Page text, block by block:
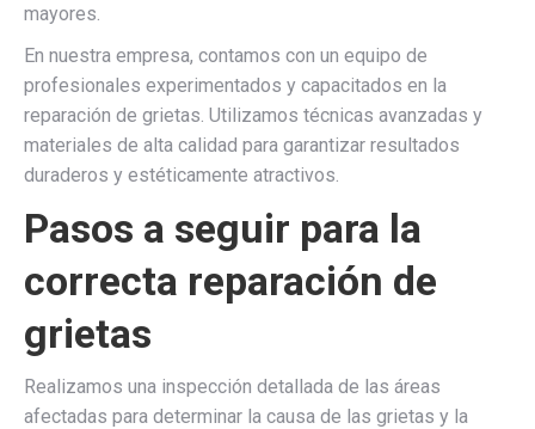
mayores.
En nuestra empresa, contamos con un equipo de
profesionales experimentados y capacitados en la
reparación de grietas. Utilizamos técnicas avanzadas y
materiales de alta calidad para garantizar resultados
duraderos y estéticamente atractivos.
Pasos a seguir para la
correcta reparación de
grietas
Realizamos una inspección detallada de las áreas
afectadas para determinar la causa de las grietas y la